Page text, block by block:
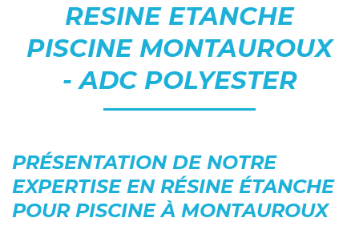
RESINE ETANCHE
PISCINE MONTAUROUX
- ADC POLYESTER
PRÉSENTATION DE NOTRE
EXPERTISE EN RÉSINE ÉTANCHE
POUR PISCINE À MONTAUROUX